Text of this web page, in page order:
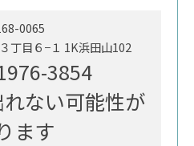
0065
丁目６−１ 1K浜田山102
3854
ない可能性が
ます